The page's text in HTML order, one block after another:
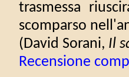
trasmessa
scomparso
(David Sorani, Il
Recensione